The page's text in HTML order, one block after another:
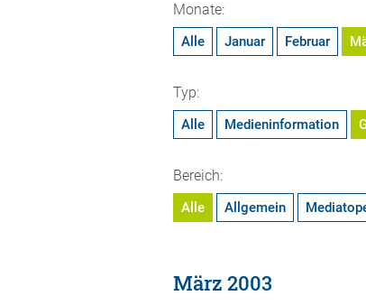
Monate:
Alle Januar Februar
Typ:
Alle Medieninformation
Bereich:
Alle Allgemein
März 2003